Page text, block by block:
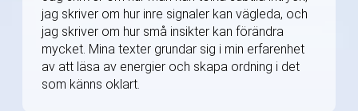
jag skriver om hur inre signaler kan vägleda, och
jag skriver om hur små insikter kan förändra
mycket. Mina texter grundar sig i min erfarenhet
av att läsa av energier och skapa ordning i det
som känns oklart.